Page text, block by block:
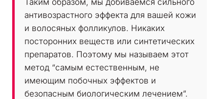
Таким образом, мы добиваемся сильного
антивозрастного эффекта для вашей кожи
и волосяных фолликулов. Никаких
посторонних веществ или синтетических
препаратов. Поэтому мы называем этот
метод “самым естественным, не
имеющим побочных эффектов и
безопасным биологическим лечением”.